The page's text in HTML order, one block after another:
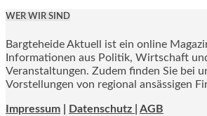
WER WIR SIND
Bargteheide Aktuell ist ein online
Informationen aus Politik, Wirtschaft
Veranstaltungen. Zudem finden Sie bei
Vorstellungen von regional ansässigen
Impressum Datenschutz | AGB